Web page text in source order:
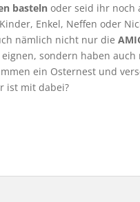
basteln oder seid ihr noch
Enkel, Neffen oder
nämlich nicht nur die
sondern haben
ein Osternest und
ist mit dabei?